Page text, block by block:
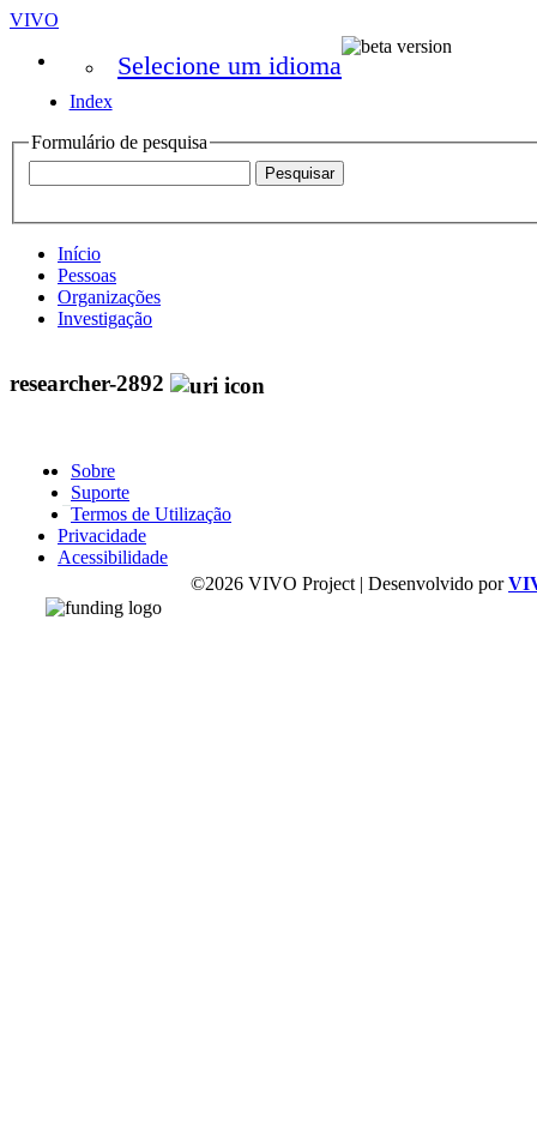
VIVO
Selecione um idioma
Index
Formulário de pesquisa
Início
Pessoas
Organizações
Investigação
researcher-2892
Sobre
Suporte
Termos de Utilização
Privacidade
Acessibilidade
©2026 VIVO Project | Desenvolvido por